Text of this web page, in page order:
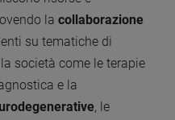
la collaborazione
su tematiche di
società come le terapie
e la
, le